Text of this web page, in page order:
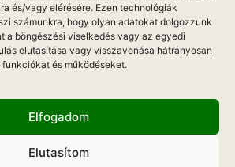
és/vagy elérésére. Ezen technológiák
számunkra, hogy olyan adatokat dolgozzunk
a böngészési viselkedés vagy az egyedi
elutasítása vagy visszavonása hátrányosan
és működéseket.
Elfogadom
Elutasítom
ETIKAI KÓDEX
MÉDIA AJÁNLAT
NYILATKOZAT
Hadd Szóljon!